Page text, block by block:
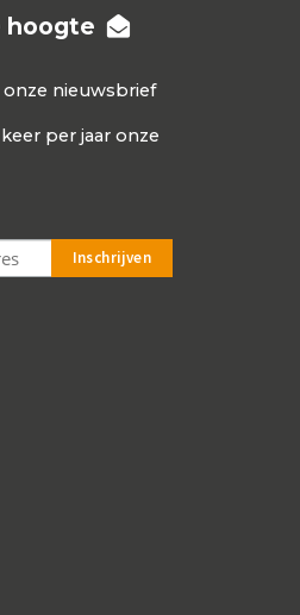
hoogte
onze nieuwsbrief
per jaar onze